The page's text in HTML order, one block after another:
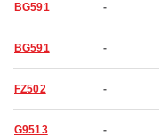
BG591 -
BG591 -
FZ502 -
G9513 -